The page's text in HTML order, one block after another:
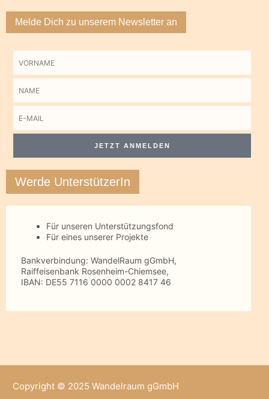
Melde Dich zu unserem Newsletter an
Vorname
Name
E-
Mail
JETZT ANMELDEN
Werde UnterstützerIn
Für unseren Unterstützungsfond
Für eines unserer Projekte
Bankverbindung: WandelRaum gGmbH,
Raiffeisenbank Rosenheim-Chiemsee,
IBAN: DE55 7116 0000 0002 8417 46
Copyright © 2025 Wandelraum gGmbH